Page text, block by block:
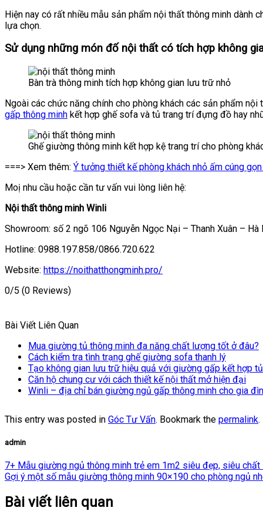
Hiện nay có rất nhiều mẫu sản phẩm nội thất thông minh dành
lựa chọn.
Sử dụng những món đố nội thất có tích hợp không
Bàn trà thông minh tích hợp không gian lưu trữ nhỏ
Ngoài các chức năng chính cho phòng khách các sản phẩm
gấp thông minh kết hợp ghế sofa và tủ trang trí đựng đồ hay
Ghế giường thông minh kết hợp kệ trang trí cho phòng
===> Xem thêm: Ý tưởng thiết kế phòng khách nhỏ ấm cúng
Moị nhu cầu hoặc cần tư vấn vui lòng liên hệ:
Nội thất thông minh Winli
Showroom: số 2 ngõ 106 Nguyễn Ngọc Nại – Thanh Xuân – Hà
Hotline: 0988.197.858/0866.720.622
Website: https://noithatthongminh.pro/
0/5 (0 Reviews)
Bài Viết Liên Quan
Mua giường tủ thông minh đa năng chất lượng tốt ở đâu?
Cách kiểm tra tình trạng ghế giường sofa thanh lý
Tạo không gian lưu trữ hiệu quả với giường gấp kết hợp tủ
Căn hộ chung cư với cách thiết kế nội thất mở hiện đại
Winli – địa chỉ bán giường ngủ gấp thông minh cho gia
This entry was posted in Góc Tư Vấn. Bookmark the permalink.
admin
7+ Mẫu giường ngủ thông minh trẻ em 1m2 siêu đẹp, siêu
Gợi ý một số mẫu giường thông minh 90×190 cho phòng ngủ
Bài viết liên quan